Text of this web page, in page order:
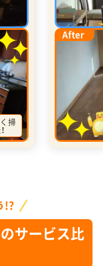
掃
After
!?
サービス比